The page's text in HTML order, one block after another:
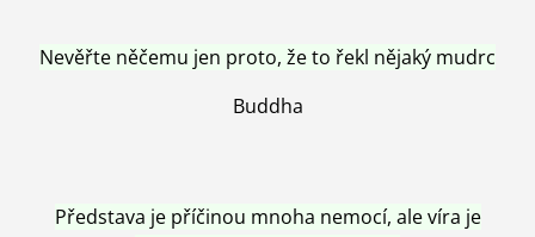
Nevěřte něčemu jen proto, že to řekl nějaký mudrc
Buddha
Představa je příčinou mnoha nemocí, ale víra je